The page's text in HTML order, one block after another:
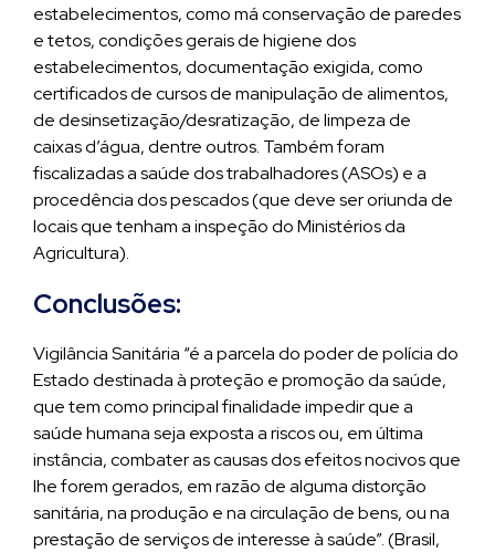
estabelecimentos, como má conservação de paredes
e tetos, condições gerais de higiene dos
estabelecimentos, documentação exigida, como
certificados de cursos de manipulação de alimentos,
de desinsetização/desratização, de limpeza de
caixas d’água, dentre outros. Também foram
fiscalizadas a saúde dos trabalhadores (ASOs) e a
procedência dos pescados (que deve ser oriunda de
locais que tenham a inspeção do Ministérios da
Agricultura).
Conclusões:
Vigilância Sanitária “é a parcela do poder de polícia do
Estado destinada à proteção e promoção da saúde,
que tem como principal finalidade impedir que a
saúde humana seja exposta a riscos ou, em última
instância, combater as causas dos efeitos nocivos que
lhe forem gerados, em razão de alguma distorção
sanitária, na produção e na circulação de bens, ou na
prestação de serviços de interesse à saúde”. (Brasil,